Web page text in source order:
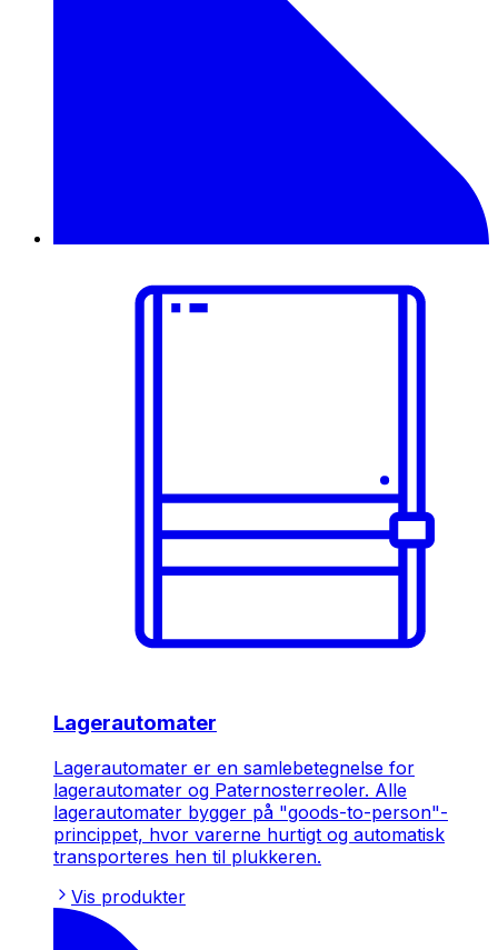
Lagerautomater
Lagerautomater er en samlebetegnelse for
lagerautomater og Paternosterreoler. Alle
lagerautomater bygger på "goods-to-person"-
princippet, hvor varerne hurtigt og automatisk
transporteres hen til plukkeren.
Vis produkter